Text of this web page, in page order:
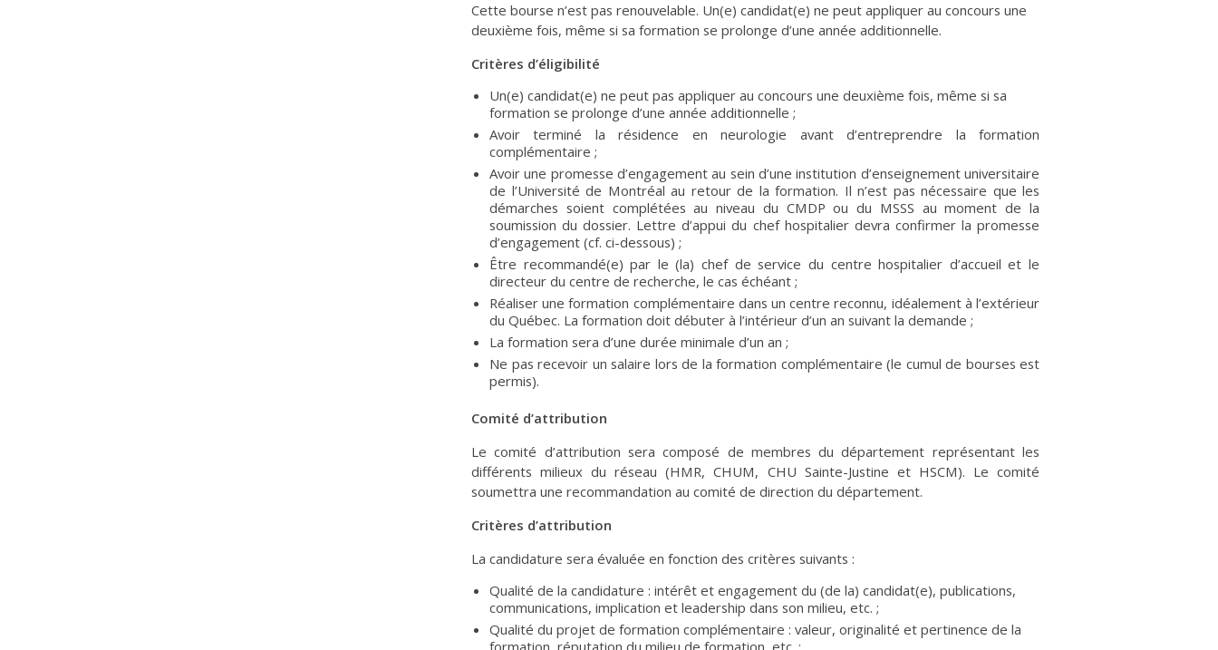
Cette bourse n’est pas renouvelable. Un(e) candidat(e) ne peut appliquer au concours une
deuxième fois, même si sa formation se prolonge d’une année additionnelle.
Critères d’éligibilité
Un(e) candidat(e) ne peut pas appliquer au concours une deuxième fois, même si sa
formation se prolonge d’une année additionnelle ;
Avoir terminé la résidence en neurologie avant d’entreprendre la formation
complémentaire ;
Avoir une promesse d’engagement au sein d’une institution d’enseignement universitaire
de l’Université de Montréal au retour de la formation. Il n’est pas nécessaire que les
démarches soient complétées au niveau du CMDP ou du MSSS au moment de la
soumission du dossier. Lettre d’appui du chef hospitalier devra confirmer la promesse
d’engagement (cf. ci-dessous) ;
Être recommandé(e) par le (la) chef de service du centre hospitalier d’accueil et le
directeur du centre de recherche, le cas échéant ;
Réaliser une formation complémentaire dans un centre reconnu, idéalement à l’extérieur
du Québec. La formation doit débuter à l’intérieur d’un an suivant la demande ;
La formation sera d’une durée minimale d’un an ;
Ne pas recevoir un salaire lors de la formation complémentaire (le cumul de bourses est
permis).
Comité d’attribution
Le comité d’attribution sera composé de membres du département représentant les
différents milieux du réseau (HMR, CHUM, CHU Sainte-Justine et HSCM). Le comité
soumettra une recommandation au comité de direction du département.
Critères d’attribution
La candidature sera évaluée en fonction des critères suivants :
Qualité de la candidature : intérêt et engagement du (de la) candidat(e), publications,
communications, implication et leadership dans son milieu, etc. ;
Qualité du projet de formation complémentaire : valeur, originalité et pertinence de la